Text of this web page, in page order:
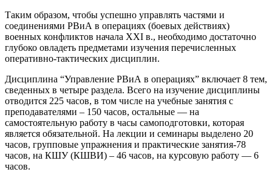
Таким образом, чтобы успешно управлять частями и
соединениями РВиА в операциях (боевых действиях)
военных конфликтов начала ХХI в., необходимо достаточно
глубоко овладеть предметами изучения перечисленных
оперативно-тактических дисциплин.
Дисциплина “Управление РВиА в операциях” включает 8 тем,
сведенных в четыре раздела. Всего на изучение дисциплины
отводится 225 часов, в том числе на учебные занятия с
преподавателями – 150 часов, остальные — на
самостоятельную работу в часы самоподготовки, которая
является обязательной. На лекции и семинары выделено 20
часов, групповые упражнения и практические занятия-78
часов, на КШУ (КШВИ) – 46 часов, на курсовую работу — 6
часов.